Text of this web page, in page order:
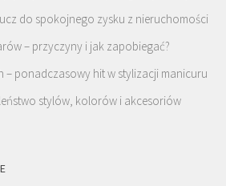
do spokojnego zysku z nieruchomości
– przyczyny i jak zapobiegać?
– ponadczasowy hit w stylizacji manicuru
stylów, kolorów i akcesoriów